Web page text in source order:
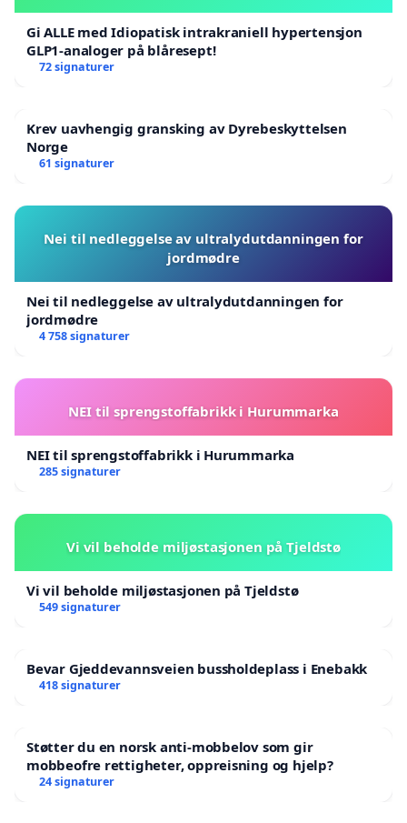
Gi ALLE med Idiopatisk intrakraniell hypertensjon
GLP1-analoger på blåresept!
72 signaturer
Krev uavhengig gransking av Dyrebeskyttelsen
Norge
61 signaturer
Nei til nedleggelse av ultralydutdanningen for
jordmødre
Nei til nedleggelse av ultralydutdanningen for
jordmødre
4 758 signaturer
NEI til sprengstoffabrikk i Hurummarka
NEI til sprengstoffabrikk i Hurummarka
285 signaturer
Vi vil beholde miljøstasjonen på Tjeldstø
Vi vil beholde miljøstasjonen på Tjeldstø
549 signaturer
Bevar Gjeddevannsveien bussholdeplass i Enebakk
418 signaturer
Støtter du en norsk anti-mobbelov som gir
mobbeofre rettigheter, oppreisning og hjelp?
24 signaturer